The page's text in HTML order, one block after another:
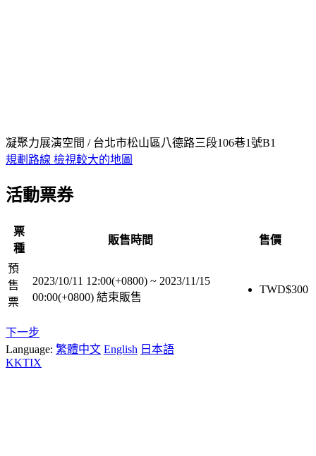
凝聚力展演空間 / 台北市松山區八德路三段106巷1號B1
規劃路線 檢視較大的地圖
活動票券
票
種
販售時間 售價
預
售
票
2023/10/11 12:00(+0800) ~ 2023/11/15
00:00(+0800) 結束販售
TWD$300
下一步
Language: 繁體中文 English 日本語
KKTIX